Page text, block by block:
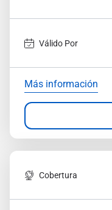
Válido Por
Más información
Cobertura